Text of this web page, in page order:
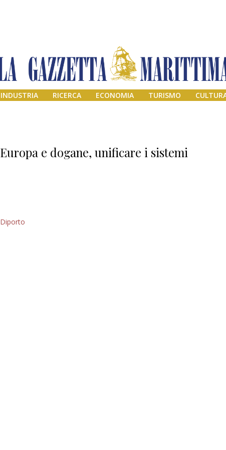
INDUSTRIA RICERCA ECONOMIA TURISMO
Europa e dogane, unificare i sistemi
Diporto